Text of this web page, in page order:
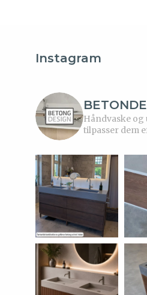
Instagram
Håndvaske
tilpasser dem